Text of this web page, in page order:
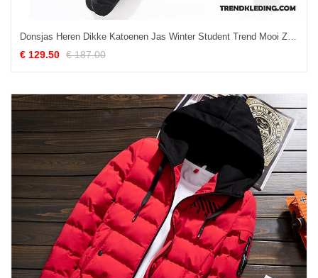
Donsjas Heren Dikke Katoenen Jas Winter Student Trend Mooi Zwart
€ 129.50 € 187.00